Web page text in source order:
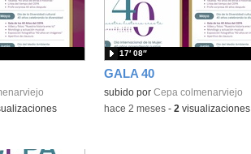
GALA 40
subido por Cepa colmenarviejo
17′ 08″
-hace 2 meses- 2 visualizaciones